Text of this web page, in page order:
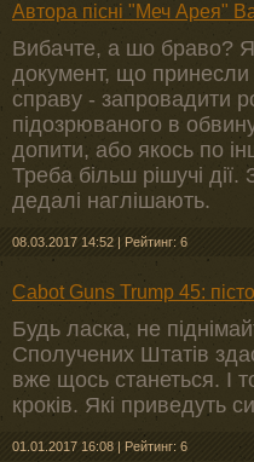
Автора пісні "Меч Арея"
Вибачте, а шо браво?
документ, що принесли
справу - запровадити
підозрюваного в
допити, або якось по
Треба більш рішучі
дедалі наглішають.
08.03.2017 14:52 | Рейтинг: 6
Cabot Guns Trump 45:
Будь ласка, не
Сполучених Штатів
вже щось станеться. І
кроків. Які приведуть
01.01.2017 16:08 | Рейтинг: 6